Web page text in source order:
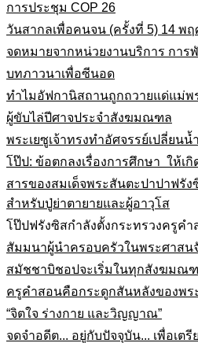
การประชุม COP 26
วันสากลเพื่อคนจน (ครั้งที่ 5) 14 พฤ
จดหมายจากหน่วยงานบริการ กา
บทภาวนาเพื่อซีนอด
ทำไมอัฟกานิสถานถูกถวายแด่แม่พ
ผู้ขับไล่ปีศาจประจำสังฆมณฑล
พระเยซูเจ้าทรงทำอัศจรรย์เปลี่ยน
โป๊ป: ข้อตกลงเรื่องการศึกษา ให้เ
สารของสมเด็จพระสันตะปาปาฟรั
สำหรับปู่ย่าตายายและผู้อาวุโส
โป๊ปฟรังซิสกำลังตั้งกระทรวงครูค
สัมมนาผู้นำครอบครัวในพระศาสน
สมัชชาบิชอปจะเริ่มในทุกสังฆมณ
ครูคำสอนคือกระดูกสันหลังของพร
“จิตใจ ร่างกาย และวิญญาณ”
จดจำอดีต... อยู่กับปัจจุบัน... เพื่อเต